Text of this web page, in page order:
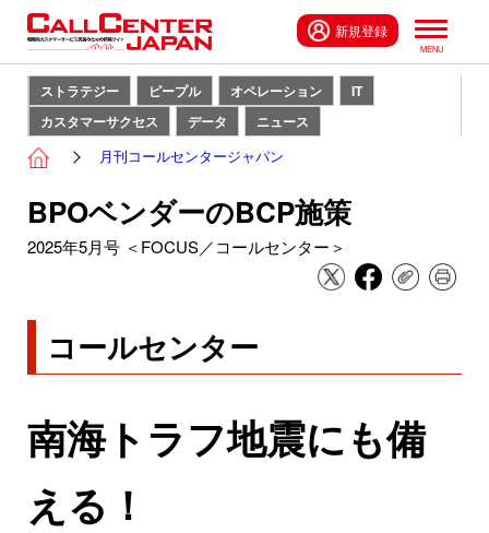
新規登録
ストラテジー ピープル オペレーション
IT
カスタマーサクセス
データ ニュース
月刊コールセンタージャパン
BPOベンダーのBCP施策
2025年5月号 ＜FOCUS／コールセンター＞
コールセンター
南海トラフ地震にも備
える！